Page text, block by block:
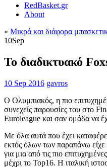
RedBasket.gr
About
» Μικρά και διάφορα
10Sep
Το διαδικτυακό
10 Sep 2016 gavros
Ο Ολυμπιακός, η πιο
συνεχείς παρουσίες του στο
Euroleague και σαν ομάδα να
Με όλα αυτά που έχει
εκτός όλων των παραπάνω είχε
για μια από τις πιο
μέχρι το Top16. Η ιταλική